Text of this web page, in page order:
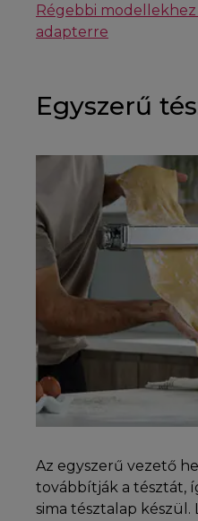
Régebbi
adapterre
Egyszerű
Az egyszerű vezető
továbbítják a tésztát,
sima tésztalap készül.